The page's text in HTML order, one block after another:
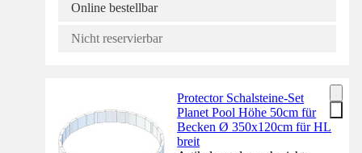
Online bestellbar
Nicht reservierbar
Protector Schalsteine-Set
Planet Pool Höhe 50cm für
Becken Ø 350x120cm für HL
breit